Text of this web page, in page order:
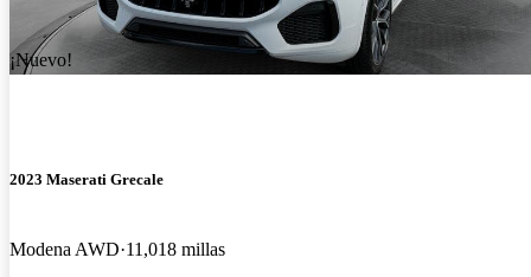
¡Nuevo!
2023 Maserati Grecale
Modena AWD 11,018 millas